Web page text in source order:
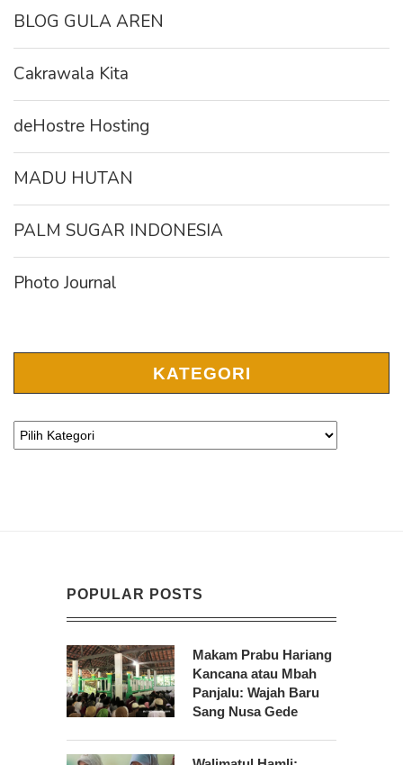
BLOG GULA AREN
Cakrawala Kita
deHostre Hosting
MADU HUTAN
PALM SUGAR INDONESIA
Photo Journal
KATEGORI
POPULAR POSTS
Makam Prabu Hariang
Kancana atau Mbah
Panjalu: Wajah Baru
Sang Nusa Gede